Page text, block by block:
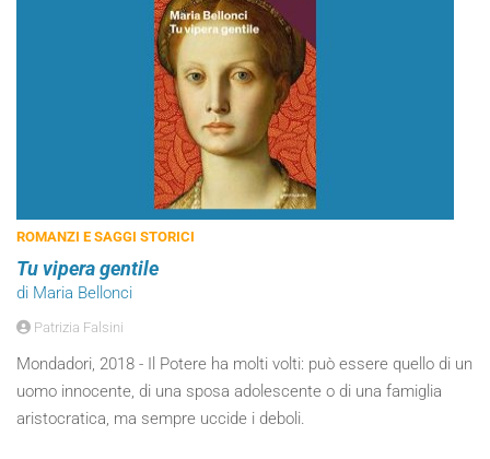
ROMANZI E SAGGI STORICI
Tu vipera gentile
di Maria Bellonci
Patrizia Falsini
Mondadori, 2018 - Il Potere ha molti volti: può essere quello di un
uomo innocente, di una sposa adolescente o di una famiglia
aristocratica, ma sempre uccide i deboli.